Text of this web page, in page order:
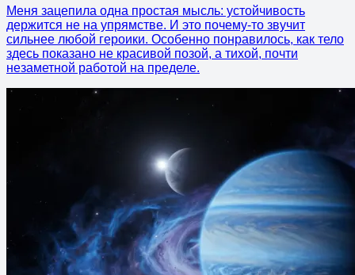
Меня зацепила одна простая мысль: устойчивость
держится не на упрямстве. И это почему-то звучит
сильнее любой героики. Особенно понравилось, как тело
здесь показано не красивой позой, а тихой, почти
незаметной работой на пределе.